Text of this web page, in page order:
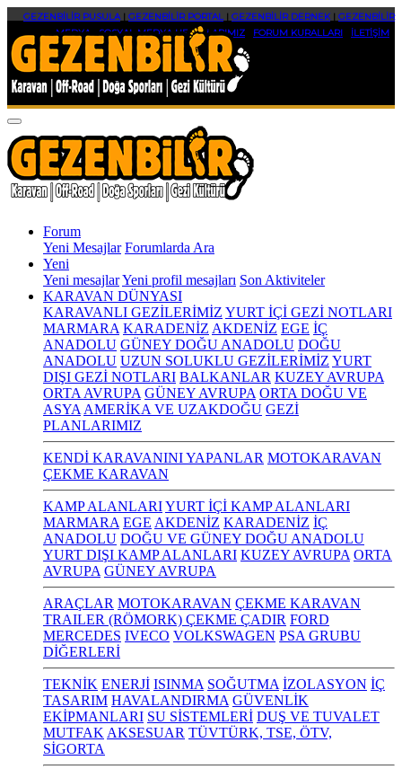
GEZENBİLİR PUSULA| GEZENBİLİR PORTAL| GEZENBİLİR DERNEK| GEZENBİLİR
MEDYA|SOSYAL MEDYA HESAPLARIMIZ FORUM KURALLARI İLETİŞİM
Forum
Yeni Mesajlar Forumlarda Ara
Yeni
Yeni mesajlarYeni profil mesajları Son Aktiviteler
KARAVAN DÜNYASI
KARAVANLI GEZİLERİMİZ YURT İÇİ GEZİ NOTLARI
MARMARA KARADENİZ AKDENİZ EGE İÇ
ANADOLU GÜNEY DOĞU ANADOLU DOĞU
ANADOLU UZUN SOLUKLU GEZİLERİMİZ YURT
DIŞI GEZİ NOTLARI BALKANLAR KUZEY AVRUPA
ORTA AVRUPA GÜNEY AVRUPA ORTA DOĞU VE
ASYA AMERİKA VE UZAKDOĞU GEZİ
PLANLARIMIZ
KENDİ KARAVANINI YAPANLAR MOTOKARAVAN
ÇEKME KARAVAN
KAMP ALANLARIYURT İÇİ KAMP ALANLARI
MARMARA EGE AKDENİZ KARADENİZ İÇ
ANADOLU DOĞU VE GÜNEY DOĞU ANADOLU
YURT DIŞI KAMP ALANLARI KUZEY AVRUPA ORTA
AVRUPA GÜNEY AVRUPA
ARAÇLAR MOTOKARAVAN ÇEKME KARAVAN
TRAILER (RÖMORK) ÇEKME ÇADIR FORD
MERCEDES IVECO VOLKSWAGEN PSA GRUBU
DİĞERLERİ
TEKNİK ENERJİ ISINMA SOĞUTMA İZOLASYON İÇ
TASARIM HAVALANDIRMA GÜVENLİK
EKİPMANLARI SU SİSTEMLERİ DUŞ VE TUVALET
MUTFAK AKSESUAR TÜVTÜRK, TSE, ÖTV,
SİGORTA